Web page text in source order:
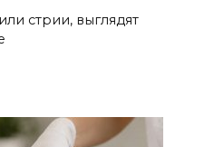
стрии, выглядят